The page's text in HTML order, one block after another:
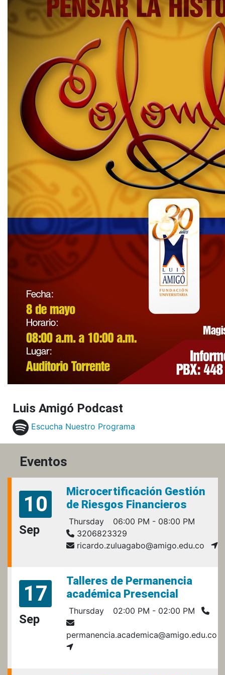
Luis Amigó Podcast
Escucha Nuestro Programa
Eventos
10
Sep
Microcertificación Gestión
de Riesgos Financieros
Thursday
06:00 PM - 08:00 PM
3206823329
ricardo.zuluagabo@amigo.edu.co
17
Sep
Talleres de Permanencia
académica Presencial
Thursday 02:00 PM - 02:00 PM
permanencia.academica@amigo.edu.co